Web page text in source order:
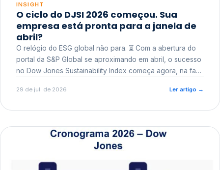
INSIGHT
O ciclo do DJSI 2026 começou. Sua
empresa está pronta para a janela de
abril?
O relógio do ESG global não para. ⏳ Com a abertura do
portal da S&P Global se aproximando em abril, o sucesso
no Dow Jones Sustainability Index começa agora, na fase
29 de jul. de 2026 Ler artigo →